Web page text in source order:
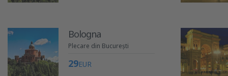
Bologna
Plecare din București
29EUR